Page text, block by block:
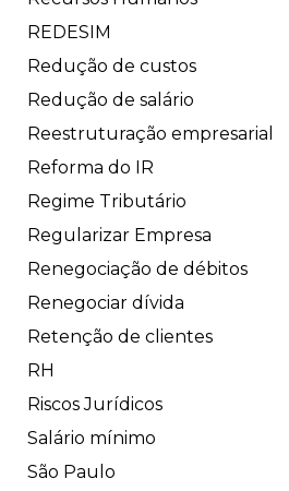
REDESIM
Redução de custos
Redução de salário
Reestruturação empresarial
Reforma do IR
Regime Tributário
Regularizar Empresa
Renegociação de débitos
Renegociar dívida
Retenção de clientes
RH
Riscos Jurídicos
Salário mínimo
São Paulo